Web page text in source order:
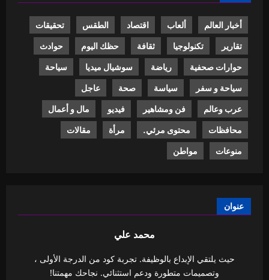
أخبار العالم ألعاب اقتصاد الطقس تحقيقات
تقارير تكنولوجيا ثقافة حظك اليوم حوادث
حوارات صحفية رياضة سوشيال ميديا سياحة
سياحة و سفر سياسة صحة عاجل
عرب وعالم فن ومشاهير فيديو مال و أعمال
محافظات محتوى مرئي. مرأة مقالات
منوعات مواطن
عنوان
محمد علي
حيث يلتقي الإبداع بالوظيفة. تجربة كود من الدرجة الأولى ،
وتصميمات متطورة ودعم استثنائي. نجاحك مهمتنا!